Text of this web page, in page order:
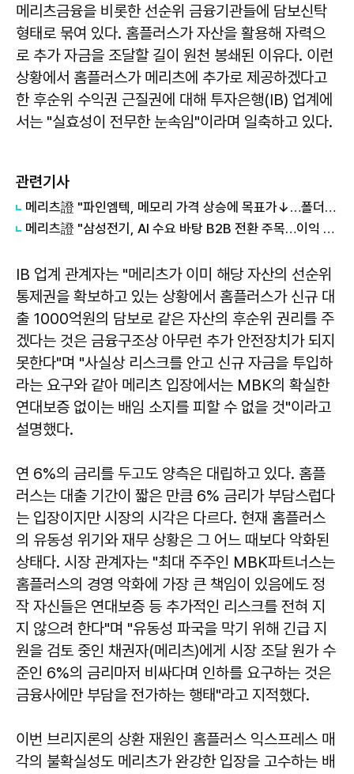
메리츠금융을 비롯한 선순위 금융기관들에 담보신탁
형태로 묶여 있다. 홈플러스가 자산을 활용해 자력으
로 추가 자금을 조달할 길이 원천 봉쇄된 이유다. 이런
상황에서 홈플러스가 메리츠에 추가로 제공하겠다고
한 후순위 수익권 근질권에 대해 투자은행(IB) 업계에
서는 "실효성이 전무한 눈속임"이라며 일축하고 있다.
관련기사
메리츠證 "파인엠텍, 메모리 가격 상승에 목표가↓…폴더블 수혜는 유효"
메리츠證 "삼성전기, AI 수요 바탕 B2B 전환 주목…이익 개선 본격화"
IB 업계 관계자는 "메리츠가 이미 해당 자산의 선순위
통제권을 확보하고 있는 상황에서 홈플러스가 신규 대
출 1000억원의 담보로 같은 자산의 후순위 권리를 주
겠다는 것은 금융구조상 아무런 추가 안전장치가 되지
못한다"며 "사실상 리스크를 안고 신규 자금을 투입하
라는 요구와 같아 메리츠 입장에서는 MBK의 확실한
연대보증 없이는 배임 소지를 피할 수 없을 것"이라고
설명했다.
연 6%의 금리를 두고도 양측은 대립하고 있다. 홈플
러스는 대출 기간이 짧은 만큼 6% 금리가 부담스럽다
는 입장이지만 시장의 시각은 다르다. 현재 홈플러스
의 유동성 위기와 재무 상황은 그 어느 때보다 악화된
상태다. 시장 관계자는 "최대 주주인 MBK파트너스는
홈플러스의 경영 악화에 가장 큰 책임이 있음에도 정
작 자신들은 연대보증 등 추가적인 리스크를 전혀 지
지 않으려 한다"며 "유동성 파국을 막기 위해 긴급 지
원을 검토 중인 채권자(메리츠)에게 시장 조달 원가 수
준인 6%의 금리마저 비싸다며 인하를 요구하는 것은
금융사에만 부담을 전가하는 행태"라고 지적했다.
이번 브리지론의 상환 재원인 홈플러스 익스프레스 매
각의 불확실성도 메리츠가 완강한 입장을 고수하는 배